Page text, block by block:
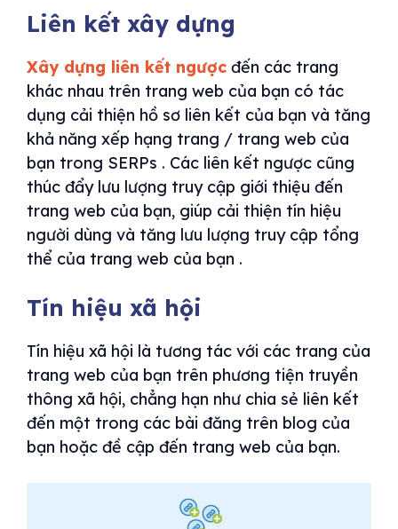
Liên kết xây dựng
Xây dựng liên kết ngược đến các trang
khác nhau trên trang web của bạn có tác
dụng cải thiện hồ sơ liên kết của bạn và tăng
khả năng xếp hạng trang / trang web của
bạn trong SERPs . Các liên kết ngược cũng
thúc đẩy lưu lượng truy cập giới thiệu đến
trang web của bạn, giúp cải thiện tín hiệu
người dùng và tăng lưu lượng truy cập tổng
thể của trang web của bạn .
Tín hiệu xã hội
Tín hiệu xã hội là tương tác với các trang của
trang web của bạn trên phương tiện truyền
thông xã hội, chẳng hạn như chia sẻ liên kết
đến một trong các bài đăng trên blog của
bạn hoặc đề cập đến trang web của bạn.